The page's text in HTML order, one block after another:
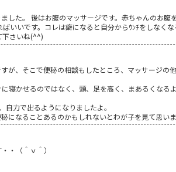
した。 後はお腹のマッサージです。赤ちゃんのお腹
いいです。コレは癖になると自分からｳﾝﾁをしなく
下さいね(^^)
が、そこで便秘の相談もしたところ、マッサージの
寝かせるのではなく、頭、足を高く、まあるくなる
力で出るようになりましたよ。
なることあるのかもしれないとわが子を見て思いま
・（＾ｖ＾）